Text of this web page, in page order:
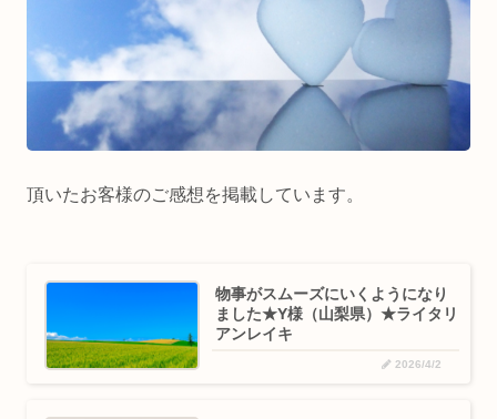
頂いたお客様のご感想を掲載しています。
物事がスムーズにいくようになり
ました★Y様（山梨県）★ライタリ
アンレイキ
2026/4/2